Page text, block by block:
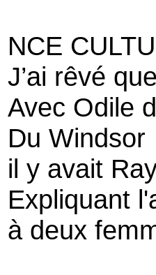
NCE
J’ai rêvé
Avec Odile
Du Windsor
il y avait
Expliquant
à deux